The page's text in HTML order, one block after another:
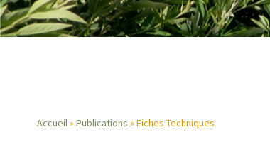
Accueil Publications Fiches Techniques